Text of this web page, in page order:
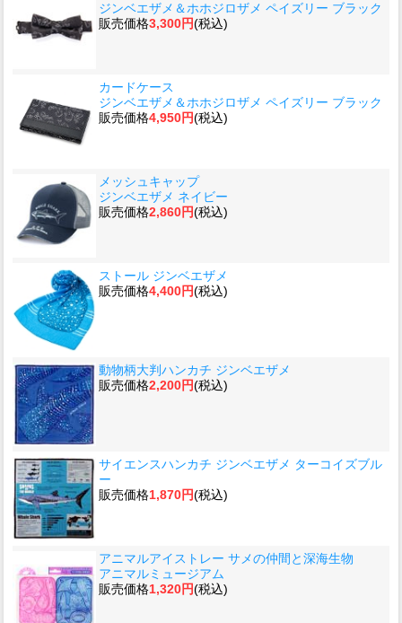
ジンベエザメ＆ホホジロザメ ペイズリー ブラック
販売価格3,300円(税込)
カードケース
ジンベエザメ＆ホホジロザメ ペイズリー ブラック
販売価格4,950円(税込)
メッシュキャップ
ジンベエザメ ネイビー
販売価格2,860円(税込)
ストール ジンベエザメ
販売価格4,400円(税込)
動物柄大判ハンカチ ジンベエザメ
販売価格2,200円(税込)
サイエンスハンカチ ジンベエザメ ターコイズブル
ー
販売価格1,870円(税込)
アニマルアイストレー サメの仲間と深海生物
アニマルミュージアム
販売価格1,320円(税込)